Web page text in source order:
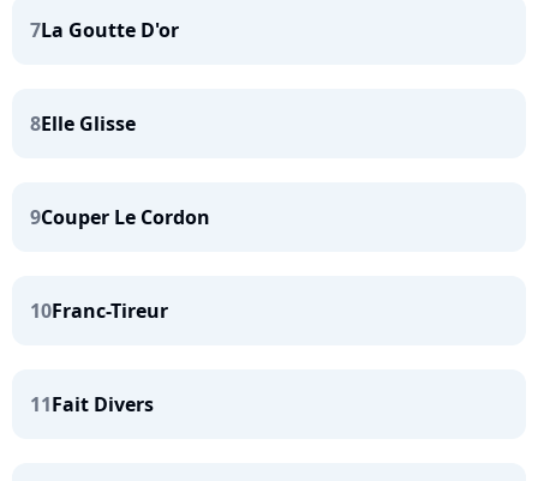
7La Goutte D'or
8Elle Glisse
9Couper Le Cordon
10Franc-Tireur
11Fait Divers